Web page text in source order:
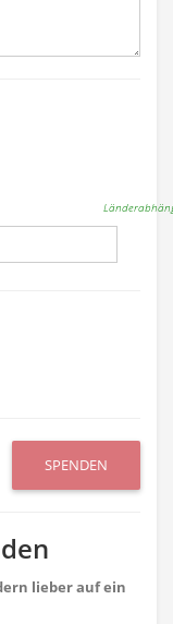
SPENDEN
lieber auf ein